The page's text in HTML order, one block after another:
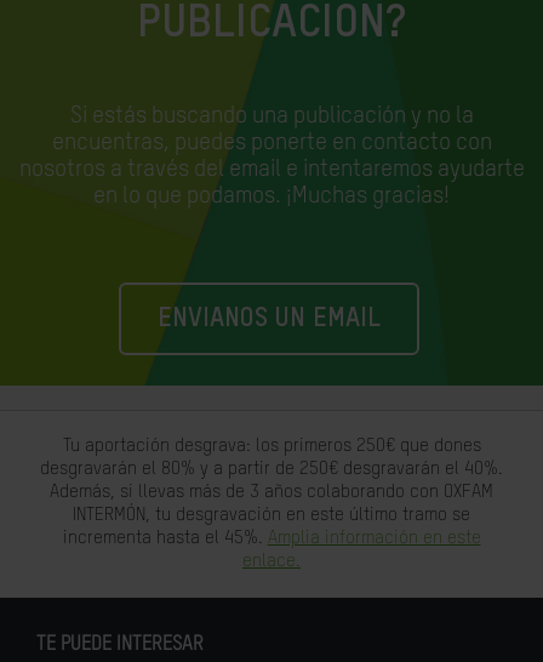
PUBLICACIÓN?
Si estás buscando una publicación y no la
encuentras, puedes ponerte en contacto con
nosotros a través del email e intentaremos ayudarte
en lo que podamos. ¡Muchas gracias!
ENVIANOS UN EMAIL
Tu aportación desgrava: los primeros 250€ que dones
desgravarán el 80% y a partir de 250€ desgravarán el 40%.
Además, si llevas más de 3 años colaborando con OXFAM
INTERMÓN, tu desgravación en este último tramo se
incrementa hasta el 45%. Amplia información en este
enlace.
TE PUEDE INTERESAR